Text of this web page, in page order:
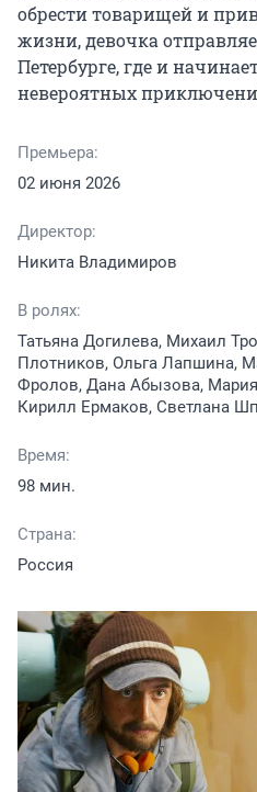
обрести товарищей и
жизни, девочка
Петербурге, где и
невероятных
Премьера:
02 июня 2026
Директор:
Никита Владимиров
В ролях:
Татьяна Догилева, Михаил
Плотников, Ольга Лапшина,
Фролов, Дана Абызова,
Кирилл Ермаков, Светлана
Время:
98 мин.
Страна:
Россия